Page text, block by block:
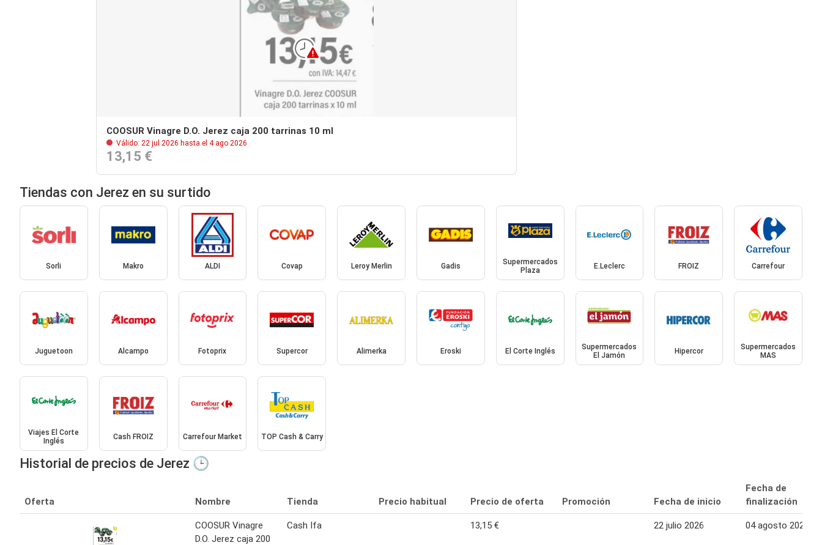
COOSUR Vinagre D.O. Jerez caja 200 tarrinas 10 ml
Válido: 22 jul 2026 hasta el 4 ago 2026
13,15 €
Tiendas con Jerez en su surtido
Sorli Makro ALDI Covap Leroy Merlin Gadis
Supermercados
Plaza
E.Leclerc FROIZ Carrefour
Juguetoon Alcampo Fotoprix Supercor Alimerka Eroski El Corte Inglés
Supermercados
El Jamón
Hipercor
Supermercados
MAS
Viajes El Corte
Inglés
Cash FROIZ Carrefour Market TOP Cash & Carry
Historial de precios de Jerez 🕒
Oferta Nombre Tienda Precio habitual Precio de oferta Promoción Fecha de inicio
Fecha de
finalización
COOSUR Vinagre
D.O. Jerez caja 200
Cash Ifa 13,15 € 22 julio 2026 04 agosto 2026